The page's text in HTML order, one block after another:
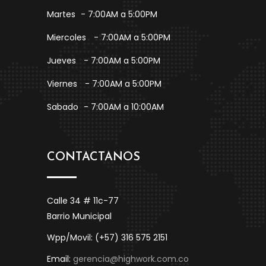
Martes - 7:00AM a 5:00PM
Miercoles
- 7:00AM a 5:00PM
Jueves
- 7:00AM a 5:00PM
Viernes
- 7:00AM a 5:00PM
Sabado - 7:00AM a 10:00AM
CONTACTANOS
Calle 34 # 11c-77
Barrio Municipal
Wpp/Movil: (+57) 316 575 2151
Email: gerencia@highwork.com.co